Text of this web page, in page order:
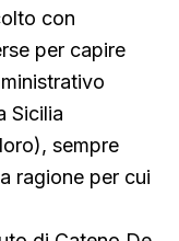
con
per capire
Sicilia
sempre
ragione per cui